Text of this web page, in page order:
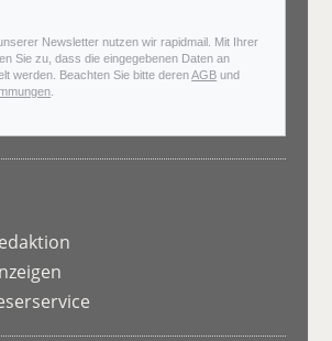
Newsletter nutzen wir rapidmail. Mit Ihrer
Sie zu, dass die eingegebenen Daten an
werden. Beachten Sie bitte derenAGB und